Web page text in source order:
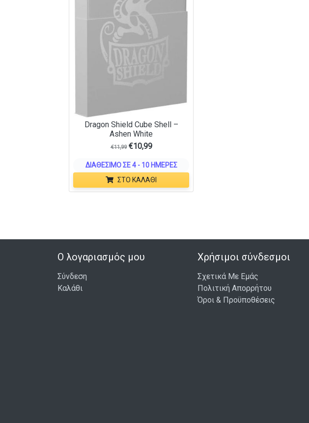
Dragon Shield Cube Shell –
Ashen White
€11,99 €10,99
ΔΙΑΘΈΣΙΜΟ ΣΕ 4 - 10 ΗΜΈΡΕΣ
ΣΤΟ ΚΑΛΆΘΙ
Ο λογαριασμός μου
Σύνδεση
Καλάθι
Χρήσιμοι σύνδεσμοι
Σχετικά Με Εμάς
Πολιτική Απορρήτου
Όροι & Προϋποθέσεις